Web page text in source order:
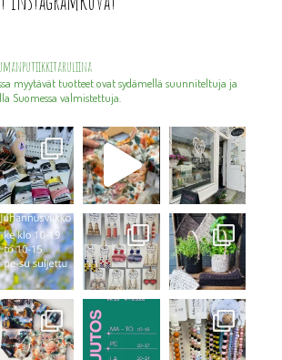
myytävät tuotteet ovat sydämellä suunniteltuja ja
Suomessa valmistettuja.